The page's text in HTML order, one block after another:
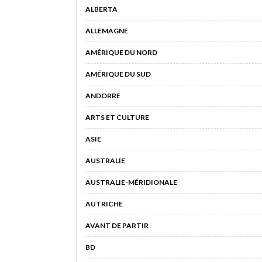
ALBERTA
ALLEMAGNE
AMÉRIQUE DU NORD
AMÉRIQUE DU SUD
ANDORRE
ARTS ET CULTURE
ASIE
AUSTRALIE
AUSTRALIE-MÉRIDIONALE
AUTRICHE
AVANT DE PARTIR
BD